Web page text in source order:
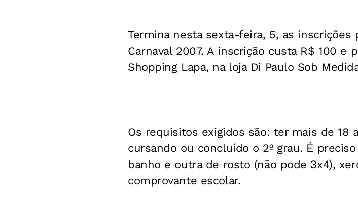
Termina nesta sexta-feira, 5, as inscrições
Carnaval 2007. A inscrição custa R$ 100
Shopping Lapa, na loja Di Paulo Sob
Os requisitos exigidos são: ter mais de 18
cursando ou concluído o 2º grau. É
banho e outra de rosto (não pode 3x4),
comprovante escolar.